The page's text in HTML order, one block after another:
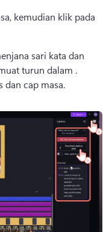
kemudian klik pada
sari kata dan
dan cap masa.